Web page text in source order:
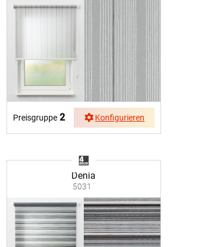
Preisgruppe 2 Konfigurieren
Denia
5031